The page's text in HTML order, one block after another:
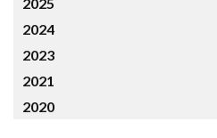
2024
2023
2021
2020